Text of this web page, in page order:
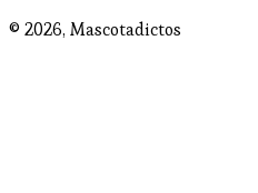
© 2026, Mascotadictos